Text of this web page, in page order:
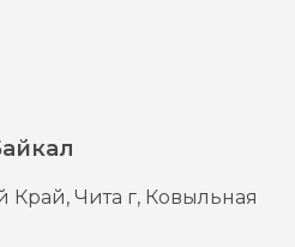
Край, Чита г, Ковыльная